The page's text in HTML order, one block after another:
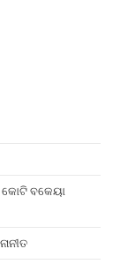
କୋଟି ବକେୟା